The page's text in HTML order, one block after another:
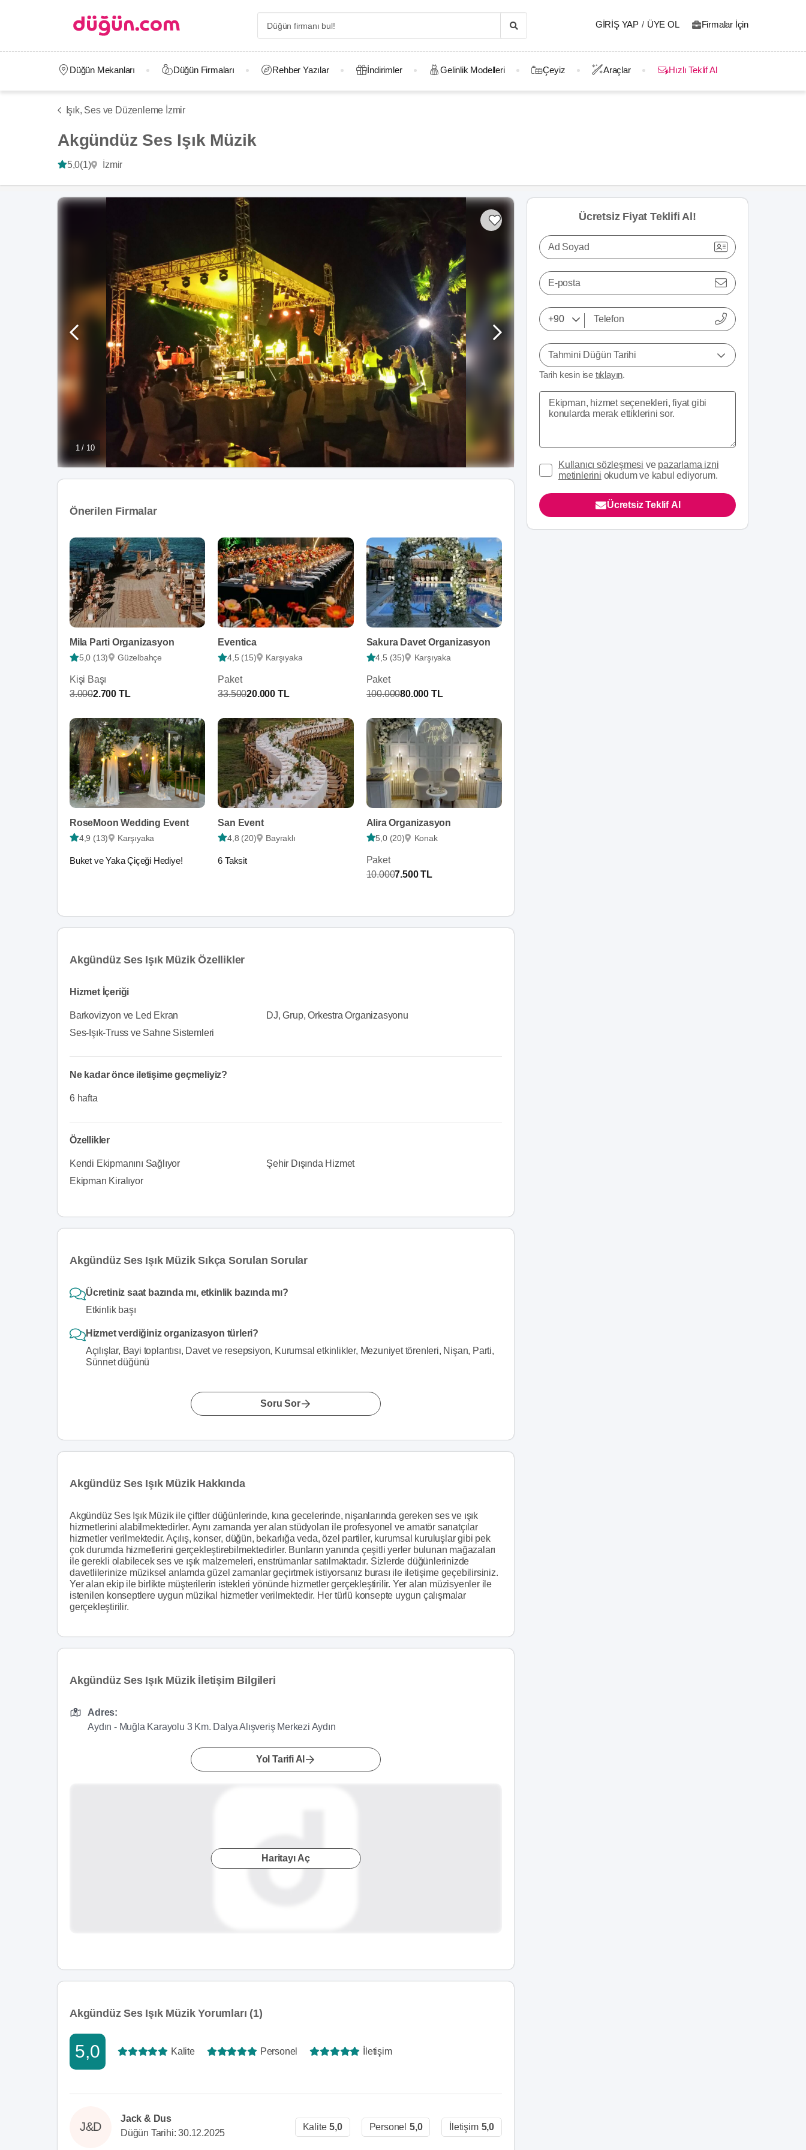
GIRIŞ YAP / ÜYE OL Firmalar İçin
Düğün Mekanları Düğün Firmaları Rehber Yazılar İndirimler Gelinlik Modelleri Çeyiz Araçlar Hızlı Teklif Al
Işık, Ses ve Düzenleme İzmir
Akgündüz Ses Işık Müzik
5,0(1) İzmir
1 / 10
Önerilen Firmalar
Mila Parti Organizasyon
5,0 (13) Güzelbahçe
Kişi Başı
3.0002.700 TL
Eventica
4,5 (15) Karşıyaka
Paket
33.50020.000 TL
Sakura Davet Organizasyon
4,5 (35) Karşıyaka
Paket
100.00080.000 TL
RoseMoon Wedding Event
4,9 (13) Karşıyaka
Buket ve Yaka Çiçeği Hediye!
San Event
4,8 (20) Bayraklı
6 Taksit
Alira Organizasyon
5,0 (20) Konak
Paket
10.0007.500 TL
Akgündüz Ses Işık Müzik Özellikler
Hizmet İçeriği
Barkovizyon ve Led Ekran
DJ, Grup, Orkestra Organizasyonu
Ses-Işık-Truss ve Sahne Sistemleri
Ne kadar önce iletişime geçmeliyiz?
6 hafta
Özellikler
Kendi Ekipmanını Sağlıyor
Şehir Dışında Hizmet
Ekipman Kiralıyor
Akgündüz Ses Işık Müzik Sıkça Sorulan Sorular
Ücretiniz saat bazında mı, etkinlik bazında mı?
Etkinlik başı
Hizmet verdiğiniz organizasyon türleri?
Açılışlar, Bayi toplantısı, Davet ve resepsiyon, Kurumsal etkinlikler, Mezuniyet törenleri, Nişan, Parti,
Sünnet düğünü
Soru Sor
Akgündüz Ses Işık Müzik Hakkında
Akgündüz Ses Işık Müzik ile çiftler düğünlerinde, kına gecelerinde, nişanlarında gereken ses ve ışık
hizmetlerini alabilmektedirler. Aynı zamanda yer alan stüdyoları ile profesyonel ve amatör sanatçılar
hizmetler verilmektedir. Açılış, konser, düğün, bekarlığa veda, özel partiler, kurumsal kuruluşlar gibi pek
çok durumda hizmetlerini gerçekleştirebilmektedirler. Bunların yanında çeşitli yerler bulunan mağazaları
ile gerekli olabilecek ses ve ışık malzemeleri, enstrümanlar satılmaktadır. Sizlerde düğünlerinizde
davetlilerinize müziksel anlamda güzel zamanlar geçirtmek istiyorsanız burası ile iletişime geçebilirsiniz.
Yer alan ekip ile birlikte müşterilerin istekleri yönünde hizmetler gerçekleştirilir. Yer alan müzisyenler ile
istenilen konseptlere uygun müzikal hizmetler verilmektedir. Her türlü konsepte uygun çalışmalar
gerçekleştirilir.
Akgündüz Ses Işık Müzik İletişim Bilgileri
Adres:
Aydın - Muğla Karayolu 3 Km. Dalya Alışveriş Merkezi Aydın
Yol Tarifi Al
Haritayı Aç
Akgündüz Ses Işık Müzik Yorumları (1)
5,0 Kalite Personel İletişim
J&D
Jack & Dus
Düğün Tarihi: 30.12.2025
Kalite 5,0 Personel 5,0 İletişim 5,0
Ücretsiz Fiyat Teklifi Al!
Ad Soyad
E-posta
Tahmini Düğün Tarihi
Tarih kesin ise tıklayın.
Kullanıcı sözleşmesi ve pazarlama izni
metinlerini okudum ve kabul ediyorum.
Ücretsiz Teklif Al